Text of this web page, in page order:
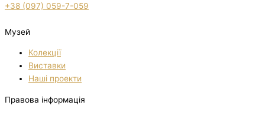
+38 (097) 059-7-059
Музей
Колекції
Виставки
Нашi проекти
Правова інформація